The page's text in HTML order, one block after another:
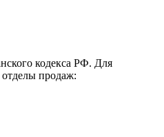
кодекса РФ. Для
продаж: